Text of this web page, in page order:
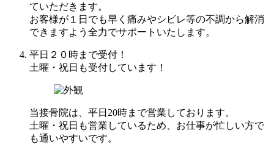
ていただきます。
お客様が１日でも早く痛みやシビレ等の不調から解消
できますよう全力でサポートいたします。
平日２０時まで受付！
土曜・祝日も受付しています！
当接骨院は、平日20時まで営業しております。
土曜・祝日も営業しているため、お仕事が忙しい方で
も通いやすいです。